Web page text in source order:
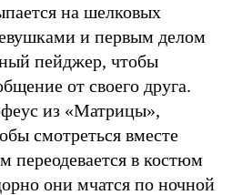
на шелковых
и первым делом
пейджер, чтобы
от своего друга.
из «Матрицы»,
смотреться вместе
переодевается в костюм
они мчатся по ночной